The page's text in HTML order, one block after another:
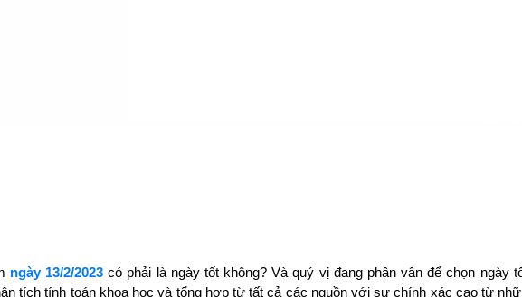
ngày 13/2/2023 có phải là ngày tốt không? Và quý vị đang phân vân để chọn
tích tính toán khoa học và tổng hợp từ tất cả các nguồn với sự chính xác cao từ